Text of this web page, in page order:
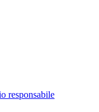
responsabile